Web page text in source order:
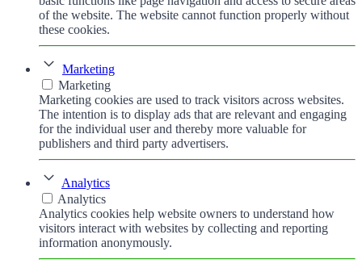
of the website. The website cannot function properly without
these cookies.
Marketing
Marketing
Marketing cookies are used to track visitors across websites.
The intention is to display ads that are relevant and engaging
for the individual user and thereby more valuable for
publishers and third party advertisers.
Analytics
Analytics
Analytics cookies help website owners to understand how
visitors interact with websites by collecting and reporting
information anonymously.